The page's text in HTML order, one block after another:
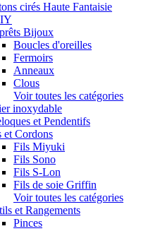
cirés Haute Fantaisie
Bijoux
Boucles d'oreilles
Fermoirs
Anneaux
Clous
Voir toutes les catégories
inoxydable
et Pendentifs
et Cordons
Fils Miyuki
Fils Sono
Fils S-Lon
Fils de soie Griffin
Voir toutes les catégories
et Rangements
Pinces